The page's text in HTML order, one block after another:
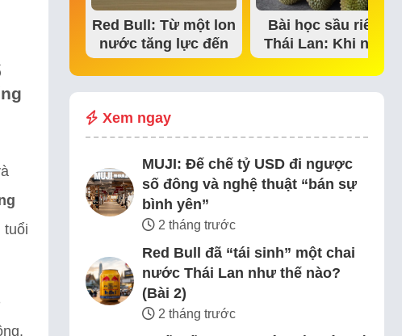
tuổi
Red Bull: Từ một lon
nước tăng lực đến
đế chế thể…
Bài học sầu riêng
Thái Lan: Khi niềm
tin thị trường bắt…
Xem ngay
MUJI: Đế chế tỷ USD đi ngược
số đông và nghệ thuật “bán sự
bình yên”
2 tháng trước
Red Bull đã “tái sinh” một chai
nước Thái Lan như thế nào?
(Bài 2)
2 tháng trước